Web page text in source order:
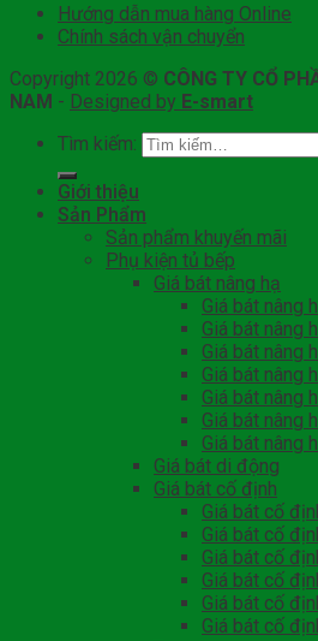
Hướng dẫn mua hàng Online
Chính sách vận chuyển
Copyright 2026 © CÔNG TY CỔ
NAM - Designed by E-smart
Tìm kiếm:
Giới thiệu
Sản Phẩm
Sản phẩm khuyến mãi
Phụ kiện tủ bếp
Giá bát nâng hạ
Giá bát nâng
Giá bát nâng
Giá bát nâng
Giá bát nâng
Giá bát nâng
Giá bát nâng
Giá bát nâng
Giá bát di động
Giá bát cố định
Giá bát cố
Giá bát cố
Giá bát cố
Giá bát cố
Giá bát cố
Giá bát cố